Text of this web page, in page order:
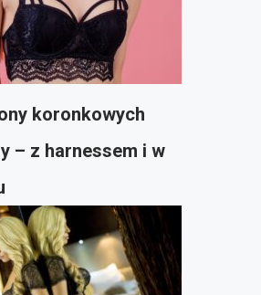
koronkowych
– z harnessem i w